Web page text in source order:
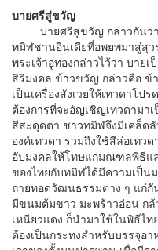
บายศรีสู่ขวัญ
บายศรีสู่ขวัญ กล่าวกันว่า
ทมิฬชานอินเดียที่อพยพมาสู่สุ
พระเจ้าอู่ทองกล่าวไว้ว่า บาย
สิริมงคล ข้าวขวัญ กล่าวคือ ข้
เป็นเครื่องสังเวยให้เทวดาโป
ต้องการที่จะอัญเชิญเทวดามา
สีสะดุดตา ชาวทมิฬจึงมีเคล็ด
องค์เทวดา รวมถึงใช้สีล่อเทว
อัปมงคลให้โทษแก่มณฑลพิธีแ
ของไทยกับทมิฬได้มีความเป็น
ถ่ายทอดวัฒนธรรมต่าง ๆ แก่กั
มีขนมต้มขาว มะพร้าวอ่อน ก
เหนียวแดง ก็นำมาใช้ในพิธีไ
ต้องเป็นกระทงสำหรับบรรจุอ